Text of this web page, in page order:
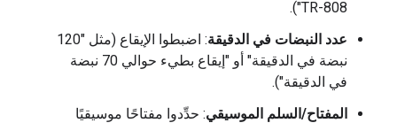
TR-808").
عدد النبضات في الدقيقة
: اضبطوا الإيقاع (مثل "120
نبضة في الدقيقة" أو "إيقاع بطيء حوالي 70 نبضة
في الدقيقة").
المفتاح/السلم الموسيقي: حدِّدوا مفتاحًا موسيقيًا